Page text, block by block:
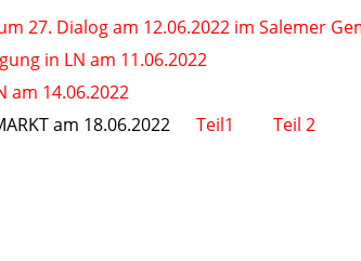
27. Dialog am 12.06.2022 im Salemer
in LN am 11.06.2022
am 14.06.2022
am 18.06.2022 Teil1 Teil 2